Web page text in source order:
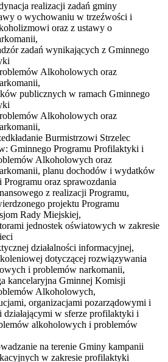
realizacji zadań gminy
o wychowaniu w trzeźwości i
oraz z ustawy o
zadań wynikających z Gminnego
Alkoholowych oraz
publicznych w ramach Gminnego
Alkoholowych oraz
Burmistrzowi Strzelec
Gminnego Programu Profilaktyki i
Alkoholowych oraz
planu dochodów i wydatków
oraz sprawozdania
z realizacji Programu,
projektu Programu
Rady Miejskiej,
jednostek oświatowych w zakresie
działalności informacyjnej,
dotyczącej rozwiązywania
i problemów narkomanii,
kancelaryjna Gminnej Komisji
Alkoholowych,
organizacjami pozarządowymi i
w sferze profilaktyki i
alkoholowych i problemów
na terenie Gminy kampanii
w zakresie profilaktyki